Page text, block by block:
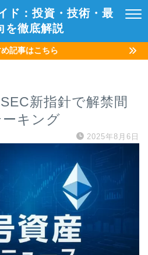
ド：投資・技術・最
を徹底解説
記事はこちら
新指針で解禁間
キング
2025年8月6日